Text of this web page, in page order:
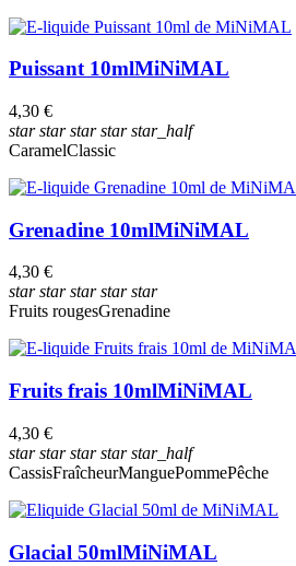
Puissant 10mlMiNiMAL
4,30 €
starstarstarstarstar_half
CaramelClassic
Grenadine 10mlMiNiMAL
4,30 €
starstarstarstarstar
Fruits rougesGrenadine
Fruits frais 10mlMiNiMAL
4,30 €
starstarstarstarstar_half
CassisFraîcheurManguePommePêche
Glacial 50mlMiNiMAL